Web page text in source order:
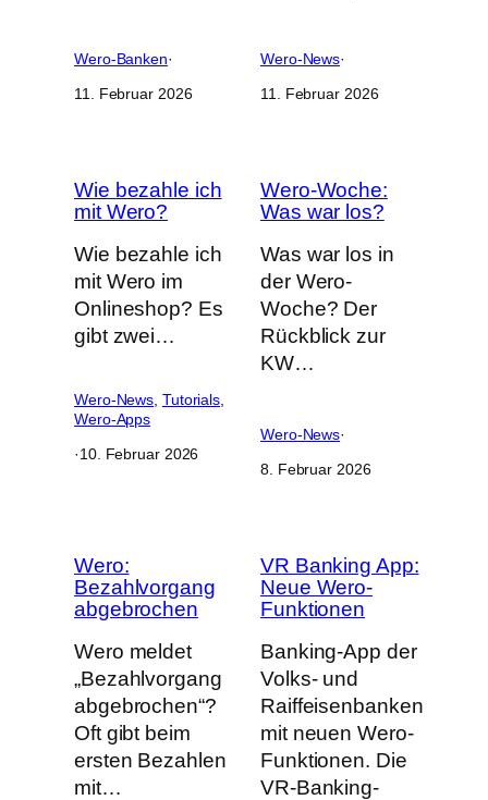
Wero-Banken·
11. Februar 2026
Wero-News·
11. Februar 2026
Wie bezahle ich
mit Wero?
Wie bezahle ich
mit Wero im
Onlineshop? Es
gibt zwei…
Wero-News Tutorials
Wero-Apps
·10. Februar 2026
Wero-Woche:
Was war los?
Was war los in
der Wero-
Woche? Der
Rückblick zur
KW…
Wero-News·
8. Februar 2026
Wero:
Bezahlvorgang
abgebrochen
Wero meldet
„Bezahlvorgang
abgebrochen“?
Oft gibt beim
ersten Bezahlen
mit…
VR Banking App:
Neue Wero-
Funktionen
Banking-App der
Volks- und
Raiffeisenbanken
mit neuen Wero-
Funktionen. Die
VR-Banking-